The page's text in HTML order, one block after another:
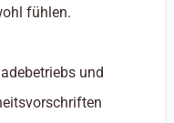
fühlen.
und